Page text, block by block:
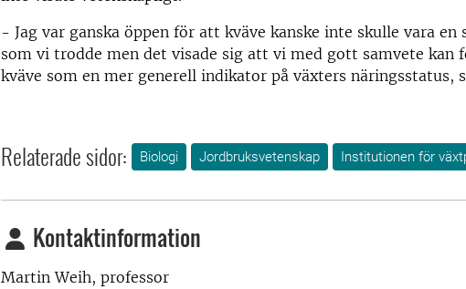
- Jag var ganska öppen för att kväve kanske inte skulle vara en
som vi trodde men det visade sig att vi med gott samvete kan
kväve som en mer generell indikator på växters näringsstatus,
Relaterade sidor: Biologi Jordbruksvetenskap Institutionen för
Kontaktinformation
Martin Weih, professor